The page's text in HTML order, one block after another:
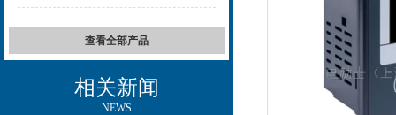
查看全部产品
相关新闻
NEWS